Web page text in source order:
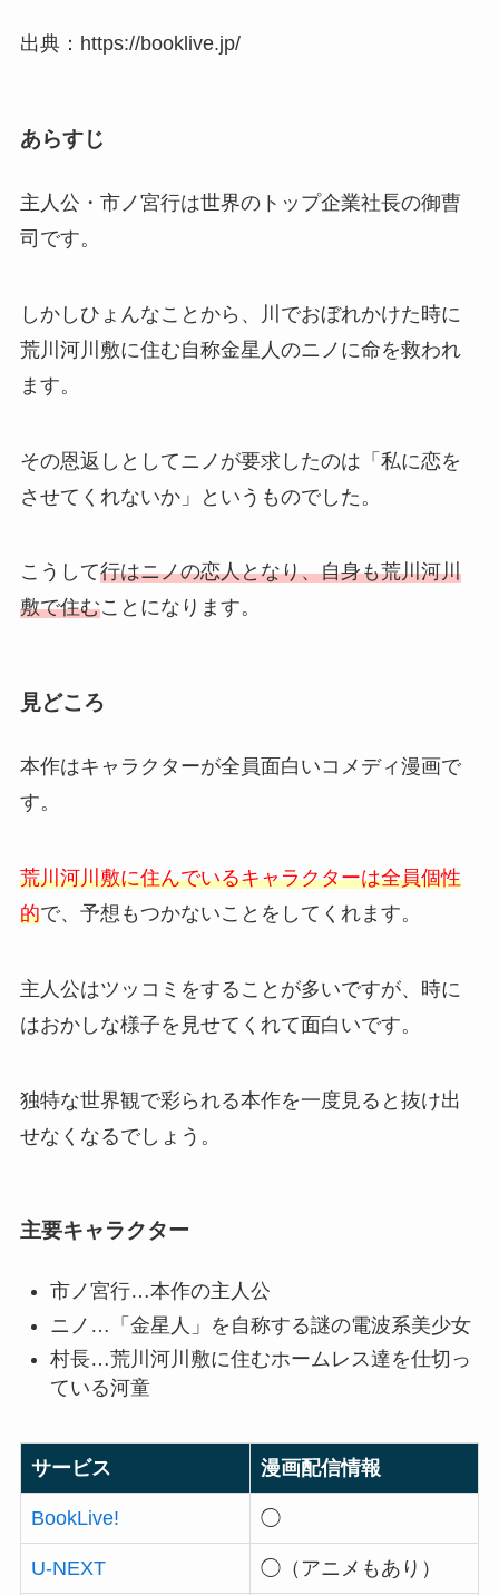
出典：https://booklive.jp/
あらすじ
主人公・市ノ宮行は世界のトップ企業社長の御曹
司です。
しかしひょんなことから、川でおぼれかけた時に
荒川河川敷に住む自称金星人のニノに命を救われ
ます。
その恩返しとしてニノが要求したのは「私に恋を
させてくれないか」というものでした。
こうして行はニノの恋人となり、自身も荒川河川
敷で住むことになります。
見どころ
本作はキャラクターが全員面白いコメディ漫画で
す。
荒川河川敷に住んでいるキャラクターは全員個性
的で、予想もつかないことをしてくれます。
主人公はツッコミをすることが多いですが、時に
はおかしな様子を見せてくれて面白いです。
独特な世界観で彩られる本作を一度見ると抜け出
せなくなるでしょう。
主要キャラクター
市ノ宮行…本作の主人公
ニノ…「金星人」を自称する謎の電波系美少女
村長…荒川河川敷に住むホームレス達を仕切っ
ている河童
サービス 漫画配信情報
BookLive! ◯
U-NEXT ◯（アニメもあり）